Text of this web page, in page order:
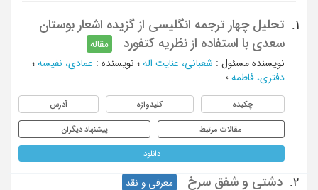
1.
تحلیل چهار ترجمه انگلیسی از گزیده اشعار بوستان
سعدی با استفاده از نظریه کتفورد
مقاله
نویسنده مسئول : شعبانی، عنایت اله ؛ نویسنده : عمادی، نفیسه ؛
دفتری، فاطمه ؛
چکیده کلیدواژه آدرس
مقالات مرتبط پیشنهاد دیگران
دانلود
2. دشتی و شفق سرخ
معرفی و نقد